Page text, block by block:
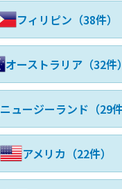
フィリピン（38件）
オーストラリア（32件）
ニュージーランド（29件
アメリカ（22件）